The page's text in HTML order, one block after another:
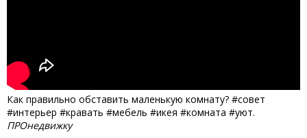
Как правильно обставить маленькую комнату? #совет
#интерьер #кравать #мебель #икея #комната #уют.
ПРОнедвижку